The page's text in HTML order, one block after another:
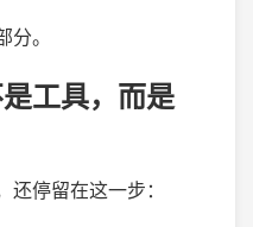
。
工具，而是
停留在这一步：